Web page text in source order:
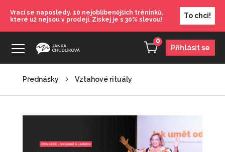
Vrací se naposledy. 10 nejoblíbenějších tréninků,
které už nejsou v prodeji. Získej je s 30% slevou!
To chci!
0
Přihlásit se
Přednášky Vztahové rituály
Karta: Listopad - Vyhoření a restart